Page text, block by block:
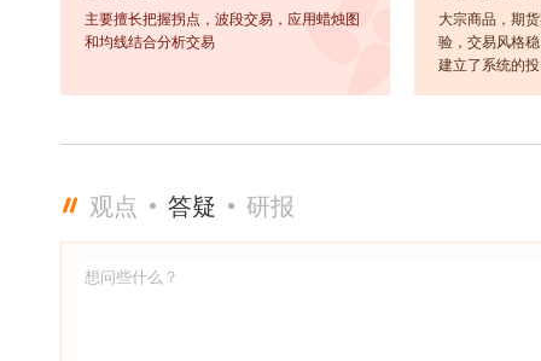
的深入学习和分析，充
面，凭借扎实的理论基
策略提供了有力支持。
把握外汇市场。相关技
了由人才测评技术项目
主要擅长把握拐点，波段交易，应用蜡烛图
和均线结合分析交易
大宗商品，期
验，交易风格
建立了系统的
的学习，将K线
观点 答疑 研报